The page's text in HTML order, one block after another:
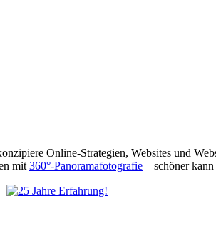
Online-Strategien, Websites und
mit 360°-Panoramafotografie – schöner